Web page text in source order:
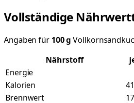
Vollständige
Angaben für 100g
Nährstoff
Energie
Kalorien
Brennwert